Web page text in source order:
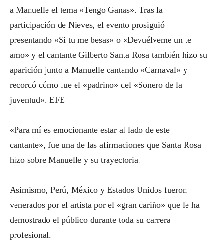
a Manuelle el tema «Tengo Ganas». Tras la
participación de Nieves, el evento prosiguió
presentando «Si tu me besas» o «Devuélveme un te
amo» y el cantante Gilberto Santa Rosa también hizo su
aparición junto a Manuelle cantando «Carnaval» y
recordó cómo fue el «padrino» del «Sonero de la
juventud». EFE
«Para mí es emocionante estar al lado de este
cantante», fue una de las afirmaciones que Santa Rosa
hizo sobre Manuelle y su trayectoria.
Asimismo, Perú, México y Estados Unidos fueron
venerados por el artista por el «gran cariño» que le ha
demostrado el público durante toda su carrera
profesional.